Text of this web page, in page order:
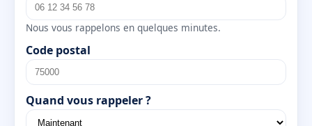
Nous vous rappelons en quelques minutes.
Code postal
Quand vous rappeler ?